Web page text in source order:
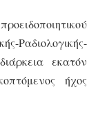
Ραδιολογικής-
εκατόν
ήχος